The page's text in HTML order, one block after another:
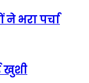
भरा पर्चा
खुशी